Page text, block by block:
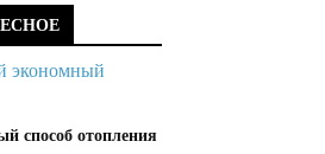
способ отопления